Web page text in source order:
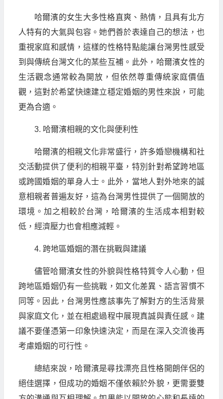
哈爾濱的女生大多性格直爽、熱情，且具有北方
人特有的大氣與包容。她們善於表達自己的想法，也
重視家庭和感情，這樣的性格特點能讓台灣男性感受
到與傳統台灣文化的某些互補。此外，哈爾濱女性的
生活觀念通常較為開放，但依然尊重傳統家庭價值
觀，這對於希望快速建立穩定婚姻的男性來說，可能
更為合適。
3. 哈爾濱相親的文化與便利性
哈爾濱的相親文化非常盛行，許多婚戀機構和社
交活動提供了便利的相親平臺，特別針對希望跨地區
或跨國婚姻的單身人士。此外，當地人對外地來的誠
意相親者普遍友好，這為台灣男性提供了一個開放的
環境。加之相較於台灣，哈爾濱的生活成本相對較
低，經濟壓力也會相應減輕。
4. 跨地區婚姻的潛在挑戰與建議
儘管哈爾濱女性的外貌與性格特質令人心動，但
跨地區婚姻仍有一些挑戰，如文化差異、語言習慣不
同等。因此，台灣男性應該事先了解對方的生活背景
與家庭文化，並在相處過程中展現真誠與責任感。建
議不要僅憑第一印象快速決定，而是在深入交流後再
考慮婚姻的可行性。
總結來說，哈爾濱是尋找漂亮且性格開朗伴侶的
絕佳選擇，但成功的婚姻不僅依賴於外貌，更需要雙